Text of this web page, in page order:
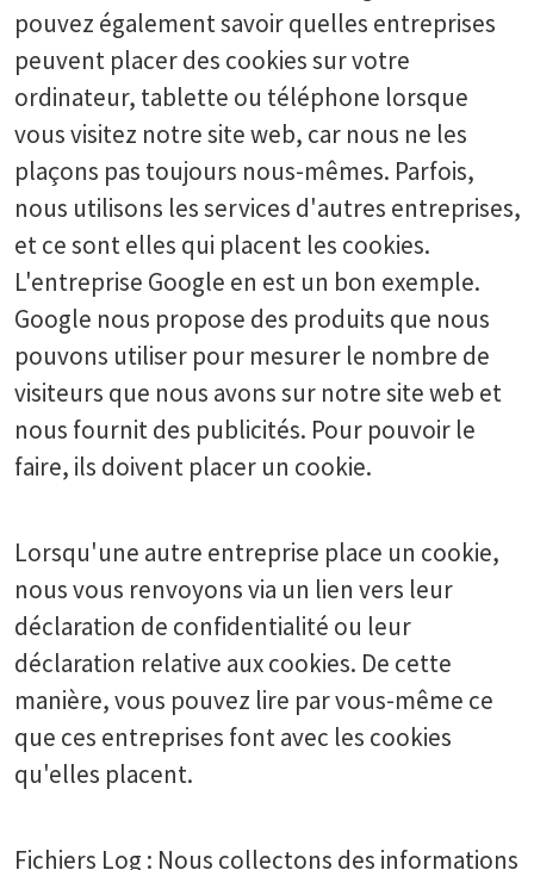
pouvez également savoir quelles entreprises
peuvent placer des cookies sur votre
ordinateur, tablette ou téléphone lorsque
vous visitez notre site web, car nous ne les
plaçons pas toujours nous-mêmes. Parfois,
nous utilisons les services d'autres entreprises,
et ce sont elles qui placent les cookies.
L'entreprise Google en est un bon exemple.
Google nous propose des produits que nous
pouvons utiliser pour mesurer le nombre de
visiteurs que nous avons sur notre site web et
nous fournit des publicités. Pour pouvoir le
faire, ils doivent placer un cookie.
Lorsqu'une autre entreprise place un cookie,
nous vous renvoyons via un lien vers leur
déclaration de confidentialité ou leur
déclaration relative aux cookies. De cette
manière, vous pouvez lire par vous-même ce
que ces entreprises font avec les cookies
qu'elles placent.
Fichiers Log : Nous collectons des informations